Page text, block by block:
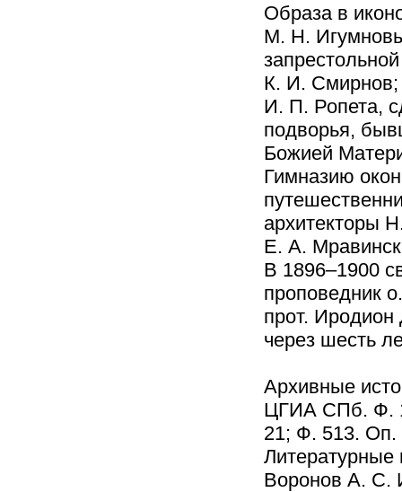
Образа в
М. Н.
К. И. Смирнов;
И. П. Ропета,
подворья,
Божией
Гимназию
архитекторы
Е. А.
В 1896–1900
проповедник
прот. Иродион
через шесть
Архивные
ЦГИА СПб. Ф.
21; Ф. 513. Оп.
Литературные
Воронов А. С.